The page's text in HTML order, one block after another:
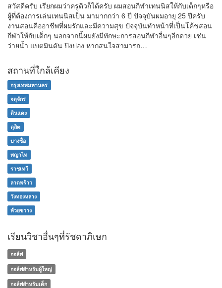
สวัสดีครับ เรียกผมว่าครูดิวก็ได้ครับ ผมสอนกีฬาเทนนิสให้กับเด็กๆหรือ
ผู้ที่ต้องการเล่นเทนนิสเป็น มามากกว่า 6 ปี ปัจจุบันผมอายุ 25 ปีครับ
งานสอนคืออาชีพที่ผมรักและมีความสุข ปัจจุบันทำหน้าที่เป็นโค้ชสอน
กีฬาให้กับเด็กๆ นอกจากนี้ผมยังมีทักษะการสอนกีฬาอื่นๆอีกดวย เช่น
ว่ายน้ำ แบตมินตัน ปิงปอง หากสนใจสามารถ…
สถานที่ใกล้เคียง
กรุงเทพมหานคร
จตุจักร
ดินแดง
ดุสิต
บางซื่อ
พญาไท
ราชเทวี
ลาดพร้าว
วังทองหลาง
ห้วยขวาง
เรียนวิชาอื่นๆที่รัชดาภิเษก
กอล์ฟ
กอล์ฟสำหรับผู้ใหญ่
กอล์ฟสำหรับเด็ก